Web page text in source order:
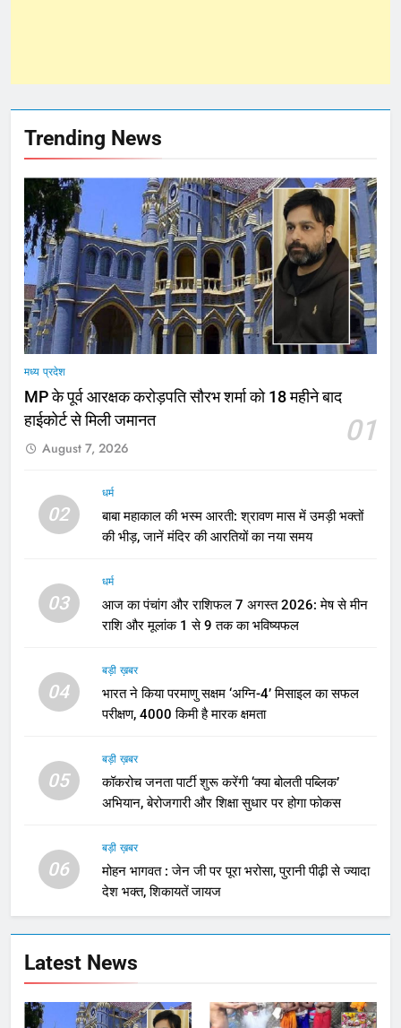
Trending News
मध्य प्रदेश
MP के पूर्व आरक्षक करोड़पति सौरभ शर्मा को 18 महीने बाद
हाईकोर्ट से मिली जमानत
01
August 7, 2026
02
धर्म
बाबा महाकाल की भस्म आरती: श्रावण मास में उमड़ी भक्तों
की भीड़, जानें मंदिर की आरतियों का नया समय
03
धर्म
आज का पंचांग और राशिफल 7 अगस्त 2026: मेष से मीन
राशि और मूलांक 1 से 9 तक का भविष्यफल
04
बड़ी ख़बर
भारत ने किया परमाणु सक्षम ‘अग्नि-4’ मिसाइल का सफल
परीक्षण, 4000 किमी है मारक क्षमता
05
बड़ी ख़बर
कॉकरोच जनता पार्टी शुरू करेंगी ‘क्या बोलती पब्लिक’
अभियान, बेरोजगारी और शिक्षा सुधार पर होगा फोकस
06
बड़ी ख़बर
मोहन भागवत : जेन जी पर पूरा भरोसा, पुरानी पीढ़ी से ज्यादा
देश भक्त, शिकायतें जायज
Latest News